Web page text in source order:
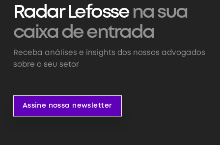
Radar Lefossena sua
caixa de entrada
Receba análises e insights dos nossos advogados
sobre o seu setor
Assine nossa newsletter